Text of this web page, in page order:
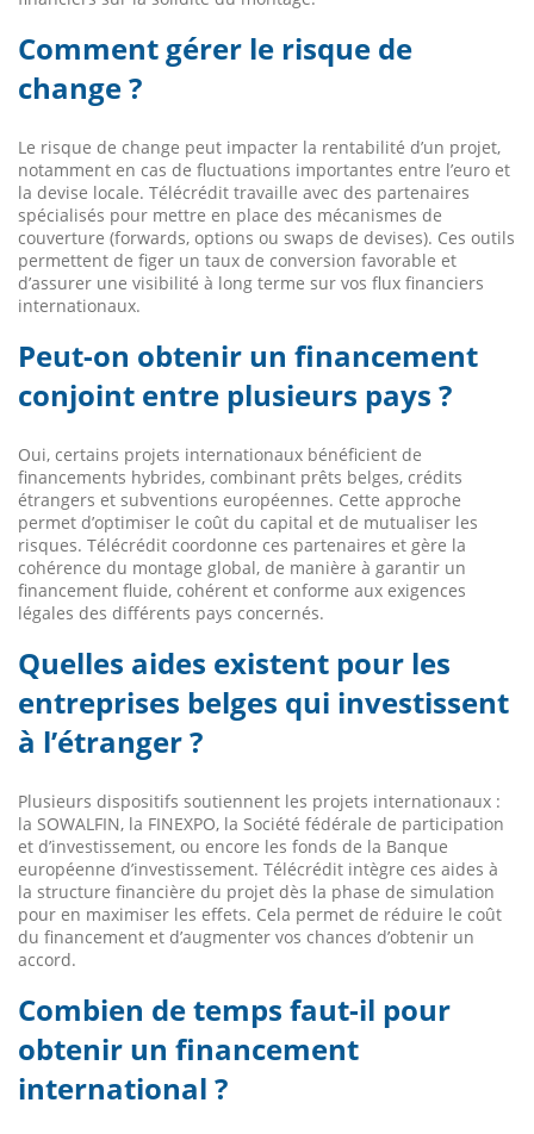
Comment gérer le risque de
change ?
Le risque de change peut impacter la rentabilité d’un projet,
notamment en cas de fluctuations importantes entre l’euro et
la devise locale. Télécrédit travaille avec des partenaires
spécialisés pour mettre en place des mécanismes de
couverture (forwards, options ou swaps de devises). Ces outils
permettent de figer un taux de conversion favorable et
d’assurer une visibilité à long terme sur vos flux financiers
internationaux.
Peut-on obtenir un financement
conjoint entre plusieurs pays ?
Oui, certains projets internationaux bénéficient de
financements hybrides, combinant prêts belges, crédits
étrangers et subventions européennes. Cette approche
permet d’optimiser le coût du capital et de mutualiser les
risques. Télécrédit coordonne ces partenaires et gère la
cohérence du montage global, de manière à garantir un
financement fluide, cohérent et conforme aux exigences
légales des différents pays concernés.
Quelles aides existent pour les
entreprises belges qui investissent
à l’étranger ?
Plusieurs dispositifs soutiennent les projets internationaux :
la SOWALFIN, la FINEXPO, la Société fédérale de participation
et d’investissement, ou encore les fonds de la Banque
européenne d’investissement. Télécrédit intègre ces aides à
la structure financière du projet dès la phase de simulation
pour en maximiser les effets. Cela permet de réduire le coût
du financement et d’augmenter vos chances d’obtenir un
accord.
Combien de temps faut-il pour
obtenir un financement
international ?